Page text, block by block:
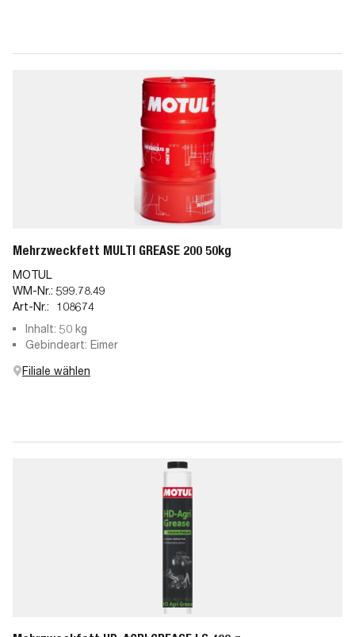
Mehrzweckfett MULTI GREASE 200 50kg
MOTUL
WM-Nr.: 599.78.49
Art-Nr.:
108674
Inhalt: 50 kg
Gebindeart: Eimer
Filiale wählen